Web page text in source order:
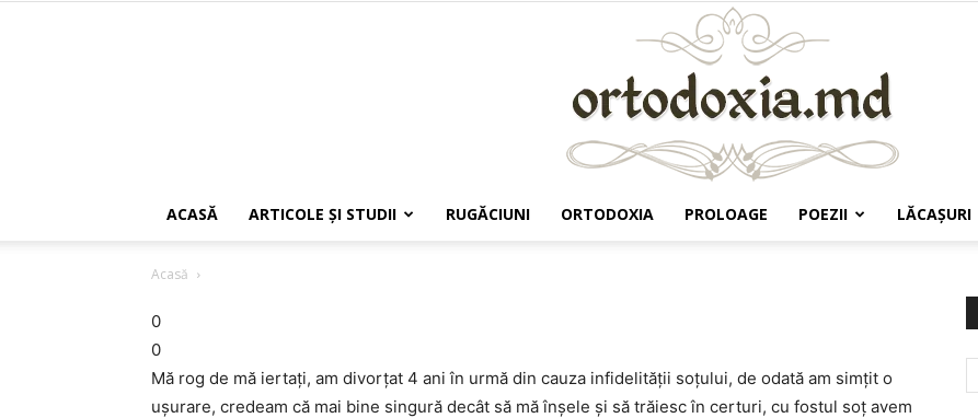
ACASĂ ARTICOLE ŞI STUDII RUGĂCIUNI ORTODOXIA PROLOAGE POEZII LĂCAŞURI
Acasă
0
0
Mă rog de mă iertați, am divorțat 4 ani în urmă din cauza infidelității soțului, de odată am simțit o
ușurare, credeam că mai bine singură decât să mă înșele și să trăiesc în certuri, cu fostul soț avem